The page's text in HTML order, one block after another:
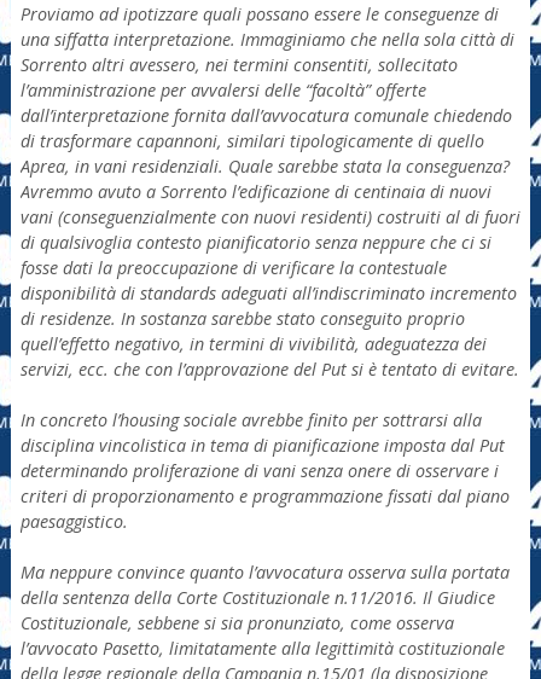
Proviamo ad ipotizzare quali possano essere le conseguenze di
una siffatta interpretazione. Immaginiamo che nella sola città di
Sorrento altri avessero, nei termini consentiti, sollecitato
l’amministrazione per avvalersi delle “facoltà” offerte
dall’interpretazione fornita dall’avvocatura comunale chiedendo
di trasformare capannoni, similari tipologicamente di quello
Aprea, in vani residenziali. Quale sarebbe stata la conseguenza?
Avremmo avuto a Sorrento l’edificazione di centinaia di nuovi
vani (conseguenzialmente con nuovi residenti) costruiti al di fuori
di qualsivoglia contesto pianificatorio senza neppure che ci si
fosse dati la preoccupazione di verificare la contestuale
disponibilità di standards adeguati all’indiscriminato incremento
di residenze. In sostanza sarebbe stato conseguito proprio
quell’effetto negativo, in termini di vivibilità, adeguatezza dei
servizi, ecc. che con l’approvazione del Put si è tentato di evitare.
In concreto l’housing sociale avrebbe finito per sottrarsi alla
disciplina vincolistica in tema di pianificazione imposta dal Put
determinando proliferazione di vani senza onere di osservare i
criteri di proporzionamento e programmazione fissati dal piano
paesaggistico.
Ma neppure convince quanto l’avvocatura osserva sulla portata
della sentenza della Corte Costituzionale n.11/2016. Il Giudice
Costituzionale, sebbene si sia pronunziato, come osserva
l’avvocato Pasetto, limitatamente alla legittimità costituzionale
della legge regionale della Campania n.15/01 (la disposizione